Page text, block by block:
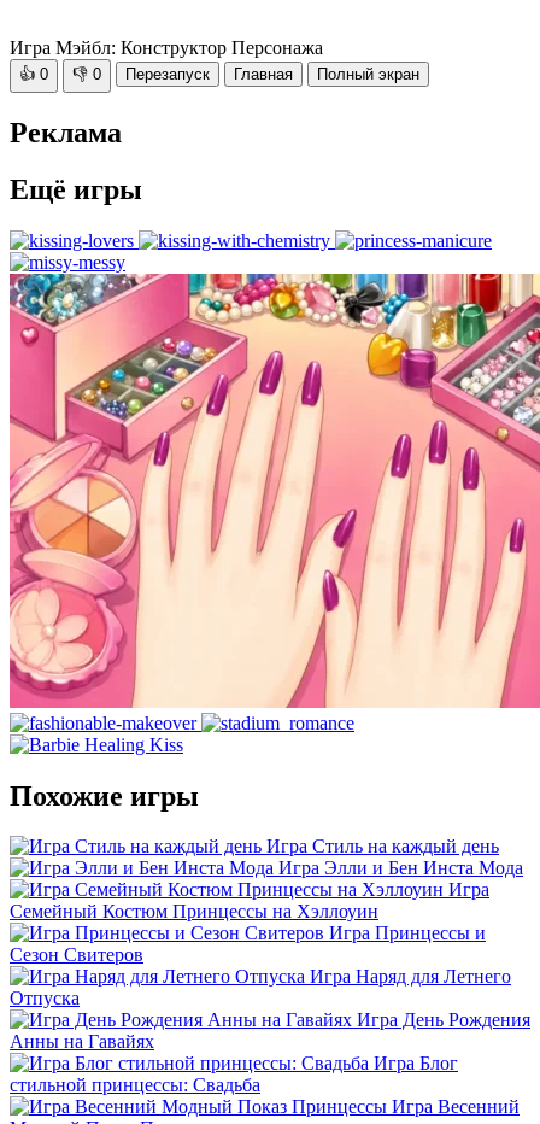
Игра Мэйбл: Конструктор Персонажа
👍 0 👎 0 Перезапуск Главная Полный экран
Реклама
Ещё игры
Похожие игры
Игра Стиль на каждый день
Игра Элли и Бен Инста Мода
Игра
Семейный Костюм Принцессы на Хэллоуин
Игра Принцессы и
Сезон Свитеров
Игра Наряд для Летнего
Отпуска
Игра День Рождения
Анны на Гавайях
Игра Блог
стильной принцессы: Свадьба
Игра Весенний